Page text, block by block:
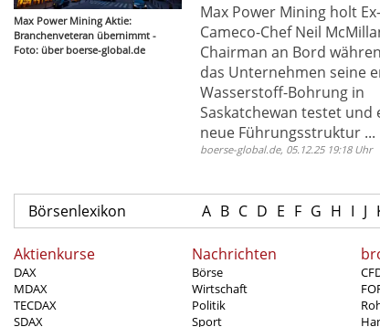
Max Power Mining Aktie:
Branchenveteran übernimmt -
Foto: über boerse-global.de
Max Power Mining holt Ex-
Cameco-Chef Neil
Chairman an Bord
das Unternehmen seine
Wasserstoff-Bohrung in
Saskatchewan testet und
neue Führungsstruktur ...
boerse-global.de, 05.12.25 19:18 Uhr
Börsenlexikon A B C D E F G H I J
Aktienkurse
DAX
MDAX
TECDAX
SDAX
Nachrichten
Börse
Wirtschaft
Politik
Sport